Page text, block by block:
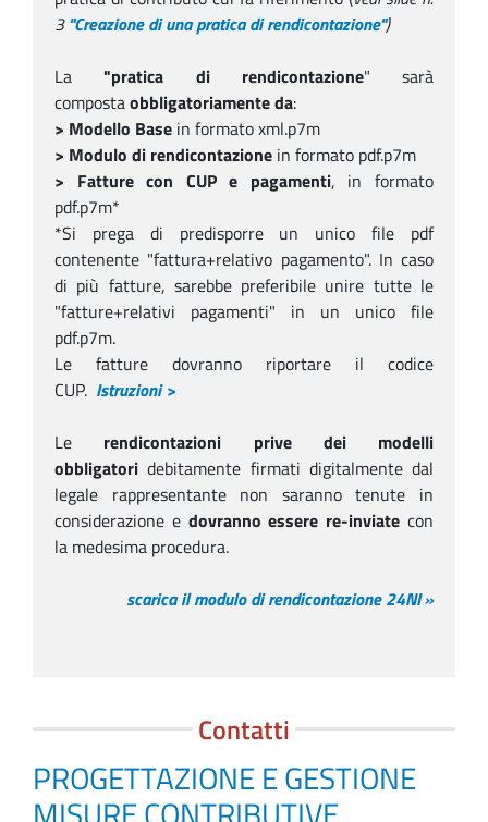
3 "Creazione di una pratica di rendicontazione")
La "pratica di rendicontazione" sarà
compostaobbligatoriamente da:
> Modello Base in formato xml.p7m
> Modulo di rendicontazione in formato pdf.p7m
> Fatture con CUP e pagamenti, in formato
pdf.p7m*
*Si prega di predisporre un unico file pdf
contenente "fattura+relativo pagamento". In caso
di più fatture, sarebbe preferibile unire tutte le
"fatture+relativi pagamenti" in un unico file
pdf.p7m.
Le fatture dovranno riportare il codice
CUP. Istruzioni >
Le rendicontazioni prive dei modelli
obbligatori debitamente firmati digitalmente dal
legale rappresentante non saranno tenute in
considerazione e dovranno essere re-inviatecon
la medesima procedura.
scarica il modulo di rendicontazione 24NI»
Contatti
PROGETTAZIONE E GESTIONE